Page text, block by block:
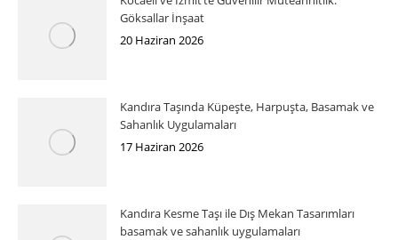
Göksallar İnşaat
20 Haziran 2026
Kandıra Taşında Küpeşte, Harpuşta, Basamak ve
Sahanlık Uygulamaları
17 Haziran 2026
Kandıra Kesme Taşı ile Dış Mekan Tasarımları
basamak ve sahanlık uygulamaları